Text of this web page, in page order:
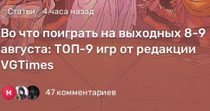
Статьи 4 часа назад
Во что поиграть на выходных 8-9
августа: ТОП-9 игр от редакции
VGTimes
47 комментариев